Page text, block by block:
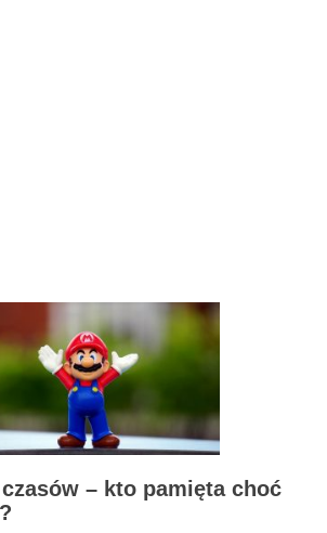
– kto pamięta choć